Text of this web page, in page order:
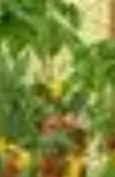
saine Articles Mensuels